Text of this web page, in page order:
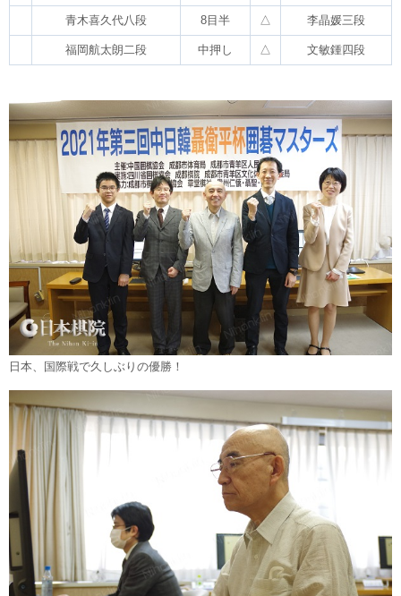
青木喜久代八段 8目半 △ 李晶媛三段
福岡航太朗二段 中押し △ 文敏鍾四段
日本、国際戦で久しぶりの優勝！